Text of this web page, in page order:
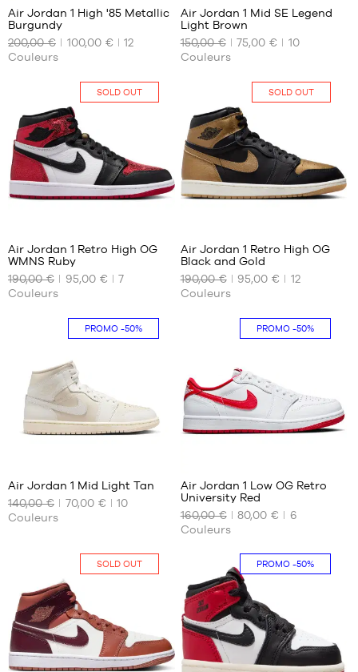
NOS
TAILLES
DISPONIBLES
Air Jordan 1 High '85 Metallic
Burgundy
200,00 €
100,00 €
12
Couleurs
NOS
TAILLES
DISPONIBLES
Air Jordan 1 Mid SE Legend
Light Brown
150,00 €
75,00 €
10
Couleurs
SOLD OUT
NOS
TAILLES
DISPONIBLES
Air Jordan 1 Retro High OG
WMNS Ruby
190,00 €
95,00 €
7
Couleurs
SOLD OUT
NOS
TAILLES
DISPONIBLES
Air Jordan 1 Retro High OG
Black and Gold
190,00 €
95,00 €
12
Couleurs
PROMO-50%
NOS
TAILLES
Air Jordan 1 Mid Light Tan
140,00 €
70,00 €
10
Couleurs
PROMO -50%
NOS
TAILLES
DISPONIBLES
Air Jordan 1 Low OG Retro
University Red
160,00 €
80,00 €
6
Couleurs
SOLD OUT PROMO -50%